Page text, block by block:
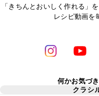
「きちんとおいしく作れる」
レシピ動画を
何かお気づ
クラシ